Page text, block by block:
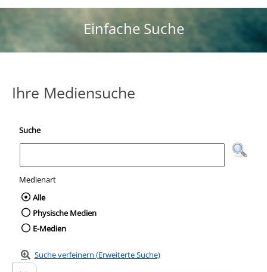
Einfache Suche
Ihre Mediensuche
Suche
Medienart
Wählen Sie die Medienart nach der Sie
Alle
Physische Medien
E-Medien
Suche verfeinern (Erweiterte Suche)